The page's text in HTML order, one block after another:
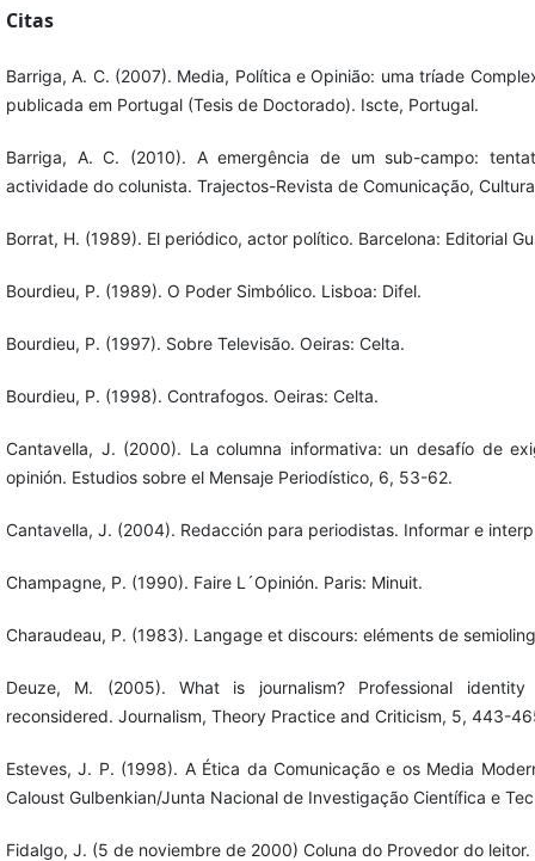
Citas
Barriga, A. C. (2007). Media, Política e Opinião: uma tríade
publicada em Portugal (Tesis de Doctorado). Iscte, Portugal.
Barriga, A. C. (2010). A emergência de um sub-campo:
actividade do colunista. Trajectos-Revista de Comunicação,
Borrat, H. (1989). El periódico, actor político. Barcelona: Editorial
Bourdieu, P. (1989). O Poder Simbólico. Lisboa: Difel.
Bourdieu, P. (1997). Sobre Televisão. Oeiras: Celta.
Bourdieu, P. (1998). Contrafogos. Oeiras: Celta.
Cantavella, J. (2000). La columna informativa: un desafío de
opinión. Estudios sobre el Mensaje Periodístico, 6, 53-62.
Cantavella, J. (2004). Redacción para periodistas. Informar e
Champagne, P. (1990). Faire L´Opinión. Paris: Minuit.
Charaudeau, P. (1983). Langage et discours: eléments de
Deuze, M. (2005). What is journalism? Professional
reconsidered. Journalism, Theory Practice and Criticism, 5, 443-
Esteves, J. P. (1998). A Ética da Comunicação e os Media
Caloust Gulbenkian/Junta Nacional de Investigação Científica e
Fidalgo, J. (5 de noviembre de 2000) Coluna do Provedor do leitor.